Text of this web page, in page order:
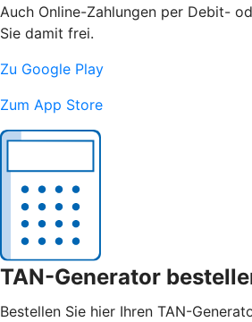
Auch Online-Zahlungen per Debit-
Sie damit frei.
Zu Google Play
Zum App Store
TAN-Generator
Bestellen Sie hier Ihren TAN-